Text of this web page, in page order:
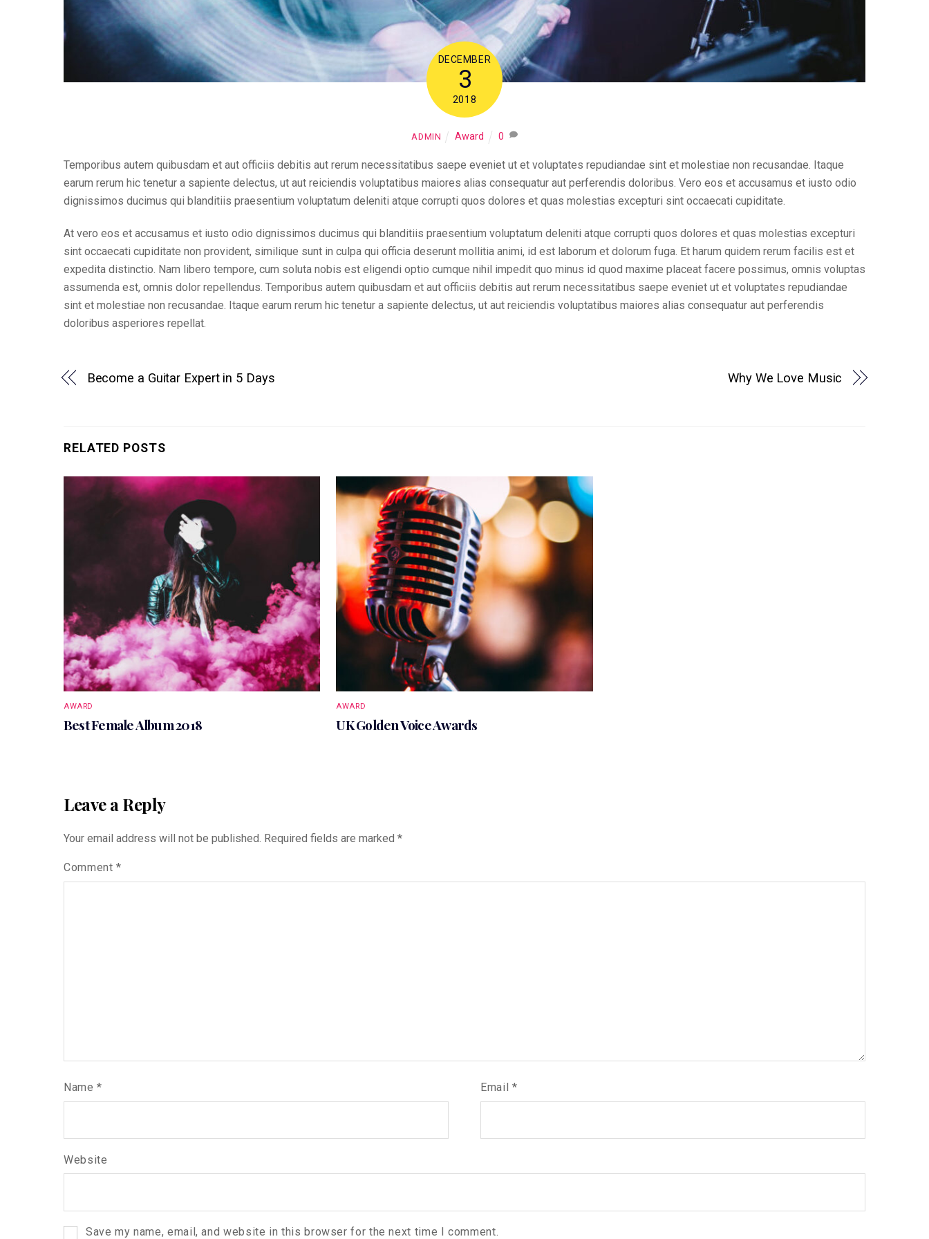
DECEMBER
3
2018
ADMIN Award 0
Temporibus autem quibusdam et aut officiis debitis aut rerum necessitatibus saepe eveniet ut et voluptates repudiandae sint et molestiae non recusandae. Itaque
earum rerum hic tenetur a sapiente delectus, ut aut reiciendis voluptatibus maiores alias consequatur aut perferendis doloribus. Vero eos et accusamus et iusto odio
dignissimos ducimus qui blanditiis praesentium voluptatum deleniti atque corrupti quos dolores et quas molestias excepturi sint occaecati cupiditate.
At vero eos et accusamus et iusto odio dignissimos ducimus qui blanditiis praesentium voluptatum deleniti atque corrupti quos dolores et quas molestias excepturi
sint occaecati cupiditate non provident, similique sunt in culpa qui officia deserunt mollitia animi, id est laborum et dolorum fuga. Et harum quidem rerum facilis est et
expedita distinctio. Nam libero tempore, cum soluta nobis est eligendi optio cumque nihil impedit quo minus id quod maxime placeat facere possimus, omnis voluptas
assumenda est, omnis dolor repellendus. Temporibus autem quibusdam et aut officiis debitis aut rerum necessitatibus saepe eveniet ut et voluptates repudiandae
sint et molestiae non recusandae. Itaque earum rerum hic tenetur a sapiente delectus, ut aut reiciendis voluptatibus maiores alias consequatur aut perferendis
doloribus asperiores repellat.
Become a Guitar Expert in 5 Days Why We Love Music
RELATED POSTS
AWARD
Best Female Album 2018
AWARD
UK Golden Voice Awards
Leave a Reply
Your email address will not be published. Required fields are marked *
Comment*
Name* Email*
Website
Save my name, email, and website in this browser for the next time I comment.